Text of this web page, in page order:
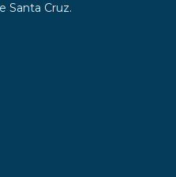
Santa Cruz.